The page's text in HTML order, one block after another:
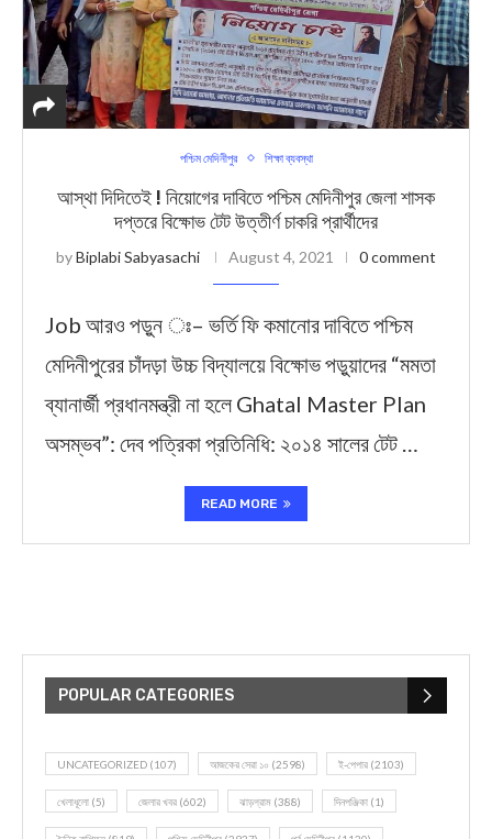
পশ্চিম মেদিনীপুর শিক্ষা ব্যবস্থা
আস্থা দিদিতেই ! নিয়োগের দাবিতে পশ্চিম মেদিনীপুর জেলা শাসক
দপ্তরে বিক্ষোভ টেট উত্তীর্ণ চাকরি প্রার্থীদের
byBiplabi Sabyasachi August 4, 2021 0 comment
Job আরও পড়ুন ঃ– ভর্তি ফি কমানোর দাবিতে পশ্চিম
মেদিনীপুরের চাঁদড়া উচ্চ বিদ্যালয়ে বিক্ষোভ পড়ুয়াদের “মমতা
ব্যানার্জী প্রধানমন্ত্রী না হলে Ghatal Master Plan
অসম্ভব”: দেব পত্রিকা প্রতিনিধি: ২০১৪ সালের টেট …
READ MORE
POPULAR CATEGORIES
UNCATEGORIZED (107) আজকের সেরা ১০ (2598) ই-পেপার (2103)
খেলাধূলো (5) জেলার খবর (602) ঝাড়গ্রাম (388) দিনপঞ্জিকা (1)